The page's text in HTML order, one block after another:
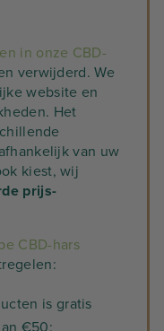
in onze CBD-
verwijderd. We
website en
Het
van uw
kiest, wij
prijs-
CBD-hars
is gratis
€50;